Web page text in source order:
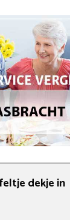
dekje in